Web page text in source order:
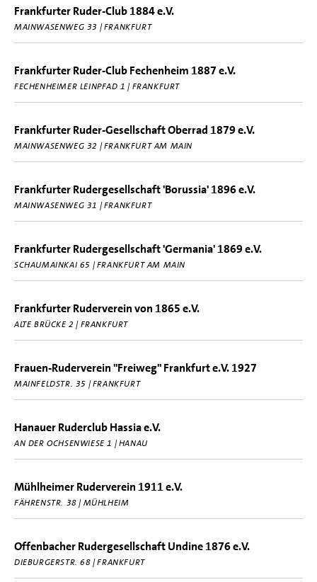
Frankfurter Ruder-Club 1884 e.V.
MAINWASENWEG 33 | FRANKFURT
Frankfurter Ruder-Club Fechenheim 1887 e.V.
FECHENHEIMER LEINPFAD 1 | FRANKFURT
Frankfurter Ruder-Gesellschaft Oberrad 1879 e.V.
MAINWASENWEG 32 | FRANKFURT AM MAIN
Frankfurter Rudergesellschaft 'Borussia' 1896 e.V.
MAINWASENWEG 31 | FRANKFURT
Frankfurter Rudergesellschaft 'Germania' 1869 e.V.
SCHAUMAINKAI 65 | FRANKFURT AM MAIN
Frankfurter Ruderverein von 1865 e.V.
ALTE BRÜCKE 2 | FRANKFURT
Frauen-Ruderverein "Freiweg" Frankfurt e.V. 1927
MAINFELDSTR. 35 | FRANKFURT
Hanauer Ruderclub Hassia e.V.
AN DER OCHSENWIESE 1 | HANAU
Mühlheimer Ruderverein 1911 e.V.
FÄHRENSTR. 38 | MÜHLHEIM
Offenbacher Rudergesellschaft Undine 1876 e.V.
DIEBURGERSTR. 68 | FRANKFURT